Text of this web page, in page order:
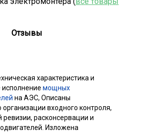
Отзывы
характеристика и
исполнение мощных
на АЭС, Описаны
входного контроля,
расконсервации и
Изложена